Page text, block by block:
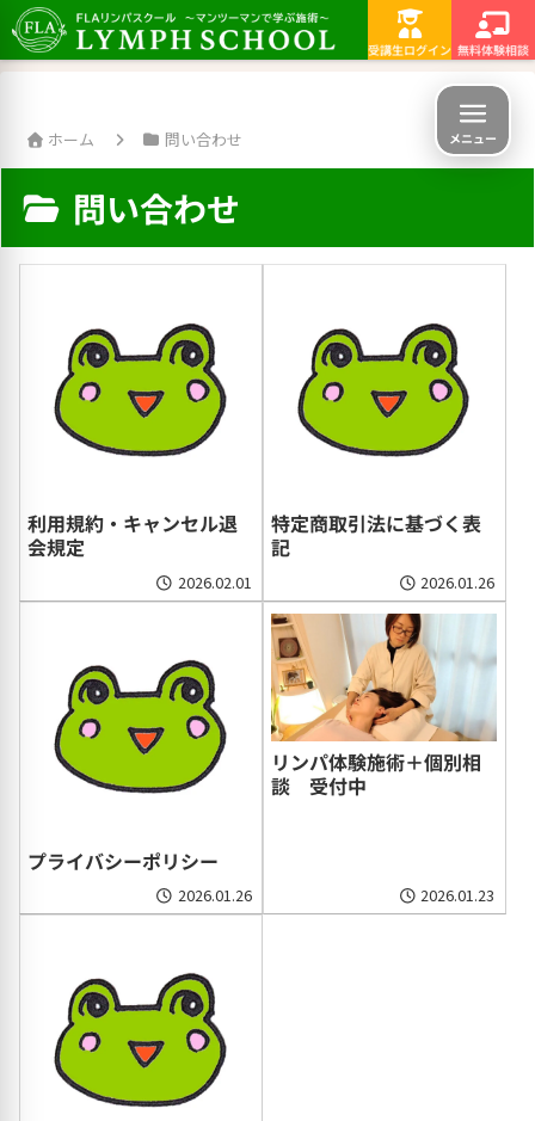
横浜・町田・相模原でリンパを学ぶなら
ホーム 問い合わせ
問い合わせ
利用規約・キャンセル退
会規定
2026.02.01
特定商取引法に基づく表
記
2026.01.26
プライバシーポリシー
2026.01.26
リンパ体験施術＋個別相
談 受付中
2026.01.23
受講生ログイン 無料体験相談
メニュー